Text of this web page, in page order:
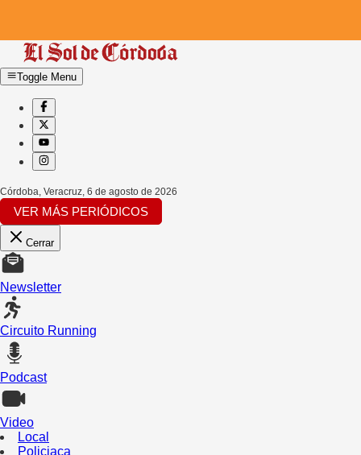
Toggle Menu
Córdoba, Veracruz 6 de agosto de 2026
VER MÁS PERIÓDICOS
Cerrar
Newsletter
Circuito Running
Podcast
Video
Local
Policiaca